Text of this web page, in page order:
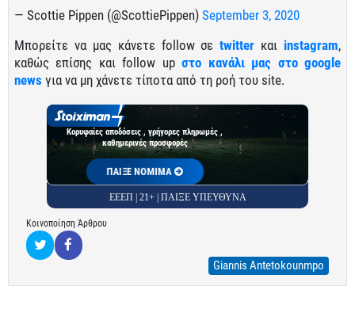
— Scottie Pippen (@ScottiePippen) September 3, 2020
Μπορείτε να μας κάνετε follow σεtwitter και instagram,
καθώς επίσης και follow upστο κανάλι μας στο google
news για να μη χάνετε τίποτα από τη ροή του site.
Κορυφαίες αποδόσεις , γρήγορες πληρωμές ,
καθημερινές προσφορές
ΠΑΙΞΕ ΝΟΜΙΜΑ
ΕΕΕΠ | 21+ | ΠΑΙΞΕ ΥΠΕΥΘΥΝΑ
Κοινοποίηση Άρθρου
Giannis Antetokounmpo